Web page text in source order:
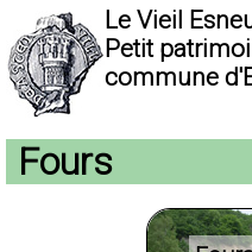
Le Vieil
Petit
commune
Fours